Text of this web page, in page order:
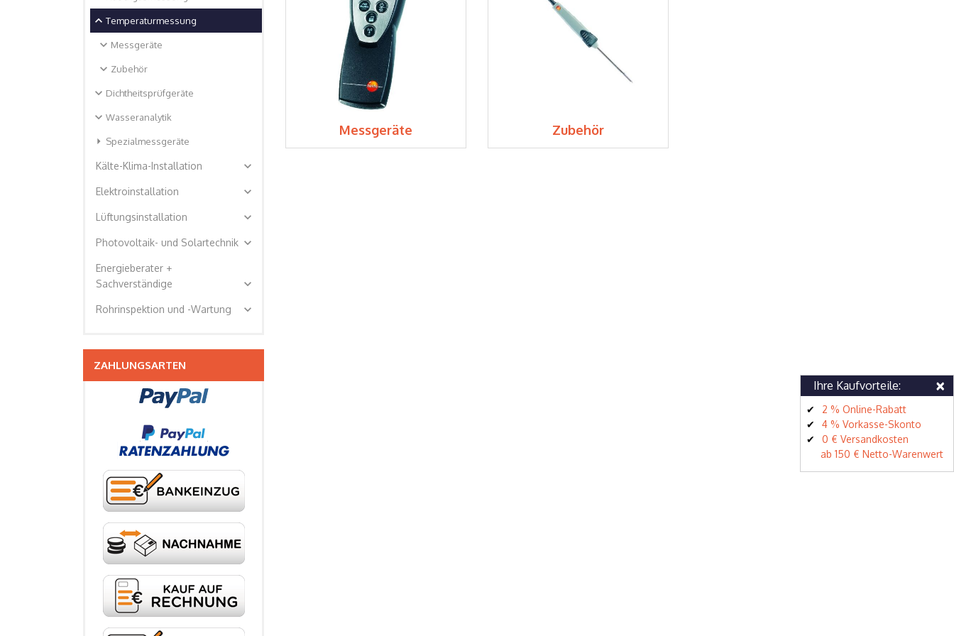
Temperaturmessung
expand_less
Messgeräte
expand_more
Zubehör
expand_more
Dichtheitsprüfgeräte
expand_more
Wasseranalytik
expand_more
Spezialmessgeräte
arrow_right
Kälte-Klima-Installation expand_more
Elektroinstallation expand_more
Lüftungsinstallation expand_more
Photovoltaik- und Solartechnik expand_more
Energieberater +
Sachverständige
expand_more
Rohrinspektion und -Wartung expand_more
ZAHLUNGSARTEN
Messgeräte Zubehör
Ihre Kaufvorteile: ×
2 % Online-Rabatt
4 % Vorkasse-Skonto
0 € Versandkosten
ab 150 € Netto-Warenwert